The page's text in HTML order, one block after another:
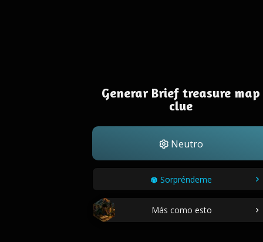
Generar Brief treasure map
clue
Neutro
Sorpréndeme
Más como esto